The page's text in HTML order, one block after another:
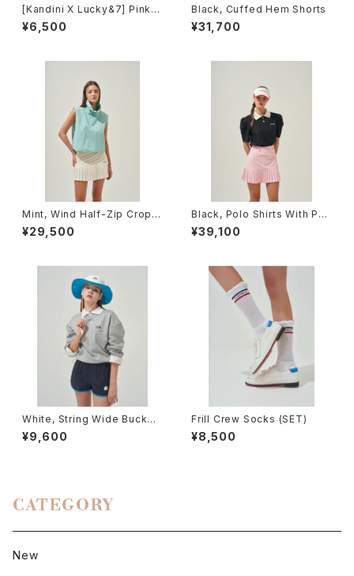
[Kandini X Lucky&7] Pink,
Ballcap
¥6,500
Black, Cuffed Hem Shorts
¥31,700
Mint, Wind Half-Zip Crop V
est
¥29,500
Black, Polo Shirts With Puf
f Sleeve / Short (Light Ve
r.)
¥39,100
White, String Wide Bucket
Hat
¥9,600
Frill Crew Socks (SET)
¥8,500
CATEGORY
New